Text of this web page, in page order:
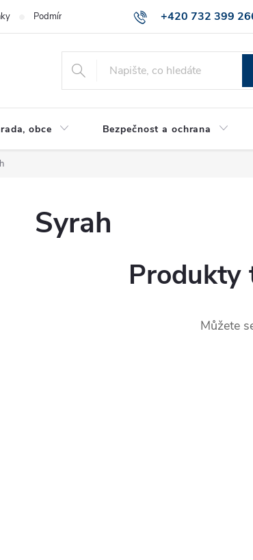
+420 732 399
Podmínky ochrany osobních údajů Reklamace
obce Bezpečnost a ochrana
Syrah
Produkty
Můžete